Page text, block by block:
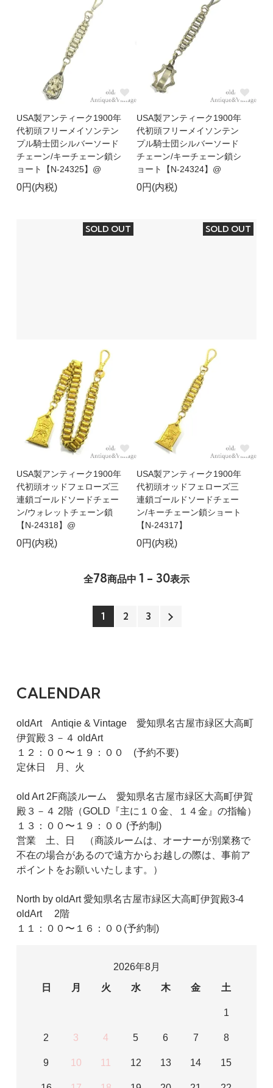
USA製アンティーク1900年
代初頭フリーメイソンテン
プル騎士団シルバーソード
チェーン/キーチェーン鎖シ
ョート【N-24325】@
0円(内税)
USA製アンティーク1900年
代初頭フリーメイソンテン
プル騎士団シルバーソード
チェーン/キーチェーン鎖シ
ョート【N-24324】@
0円(内税)
SOLD OUT
USA製アンティーク1900年
代初頭オッドフェローズ三
連鎖ゴールドソードチェー
ン/ウォレットチェーン鎖
【N-24318】@
0円(内税)
SOLD OUT
USA製アンティーク1900年
代初頭オッドフェローズ三
連鎖ゴールドソードチェー
ン/キーチェーン鎖ショート
【N-24317】
0円(内税)
全78商品中 1 - 30表示
1 2 3
CALENDAR
oldArt Antiqie & Vintage 愛知県名古屋市緑区大高町
伊賀殿３－４ oldArt
１２：００〜１９：００ (予約不要)
定休日 月、火
old Art 2F商談ルーム 愛知県名古屋市緑区大高町伊賀
殿３－４ 2階（GOLD『主に１０金、１４金』の指輪）
１３：００〜１９：００ (予約制)
営業 土、日 （商談ルームは、オーナーが別業務で
不在の場合があるので遠方からお越しの際は、事前ア
ポイントをお願いいたします。）
North by oldArt 愛知県名古屋市緑区大高町伊賀殿3-4
oldArt 2階
１１：００〜１６：００(予約制)
2026年8月
日
月 火 水 木 金 土
1
2 3 4 5 6 7 8
9 10 11 12 13 14 15